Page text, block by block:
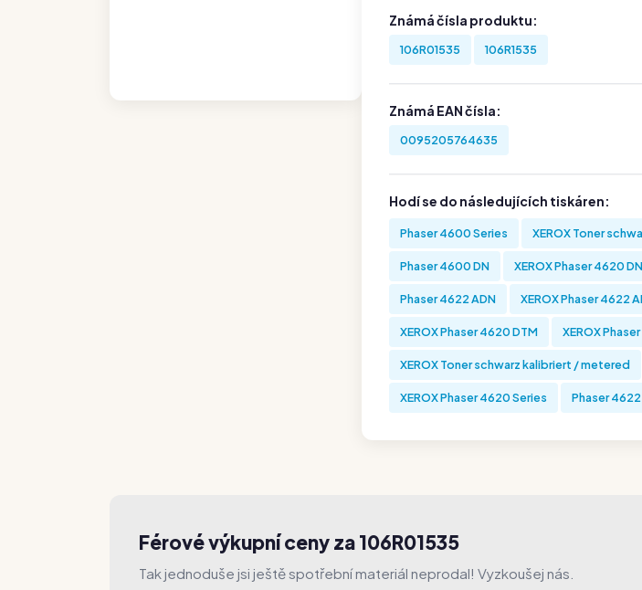
Známá čísla produktu:
106R01535 106R1535
Známá EAN čísla:
0095205764635
Hodí se do následujících tiskáren:
Phaser 4600 Series XEROX Toner
Phaser 4600 DN XEROX Phaser 4620
Phaser 4622 ADN XEROX Phaser 4622
XEROX Phaser 4620 DTM XEROX
XEROX Toner schwarz kalibriert / metered
XEROX Phaser 4620 Series Phaser
Férové výkupní ceny za 106R01535
Tak jednoduše jsi ještě spotřební materiál neprodal! Vyzkoušej nás.